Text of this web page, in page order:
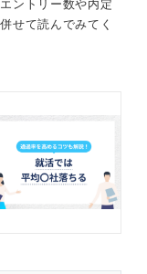
ントリー数や内定
せて読んでみてく